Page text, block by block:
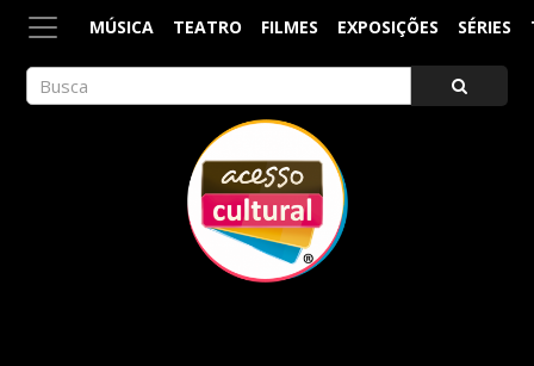
MÚSICA TEATRO FILMES EXPOSIÇÕES SÉRIES